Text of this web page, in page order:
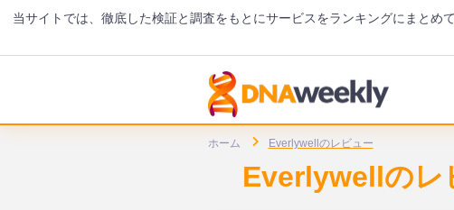
当サイトでは、徹底した検証と調査をもとにサービスをランキングにまと
ホーム Everlywellのレビュー
Everlywellのレ